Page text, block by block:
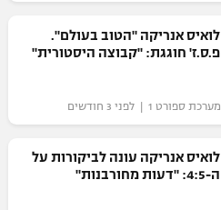
לואיס אנריקה "הטוב בעולם".
פ.ס.ז' חוגגת: "קבוצה היסטורית"
מערכת ספורט 1 | לפני 3 חודשים
לואיס אנריקה עונה לביקורות על
ה-4:5: "דעות מחורבנות"